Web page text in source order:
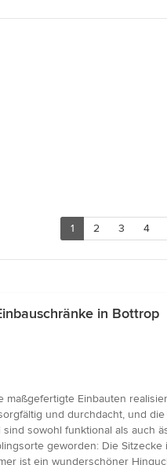
1 2 3 4
in Bottrop
Einbauten
und durchdacht, und
sowohl funktional als auch
geworden: Die
ist ein wunderschöner